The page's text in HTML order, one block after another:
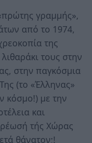
γραμμής»,
από το 1974,
της
τους στην
στην παγκόσμια
(το «Έλληνας»
κόσμο!) με την
και
τής Χώρας
θάνατον;!